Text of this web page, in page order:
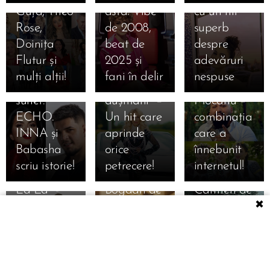
✖
Guță, Theo
Rose,
Doinița
Flutur și
mulți alții!
ăsta! Vibe
de 2008,
beat de
2025 și
fani în delir
cu un hit
superb
despre
adevăruri
nespuse
11.04.2025
Din două
lumi
diferite, un
singur
sunet:
ECHO.
INNA și
Babasha
scriu istorie!
readuce la
viață
superba
piesă "O
mie,
prieteni și
dușmani" –
Un hit care
aprinde
orice
petrecere!
22.03.2025
Fetele din
Botoșani
feat. Dani
Mocanu –
combinația
care a
înnebunit
internetul!
19.03.2025
Denis
Nucă Face
Istorie Din
Nou! "Cu
Gândul Tot
La Ea" -
09.11.2024
Bogdan de
Carmen de